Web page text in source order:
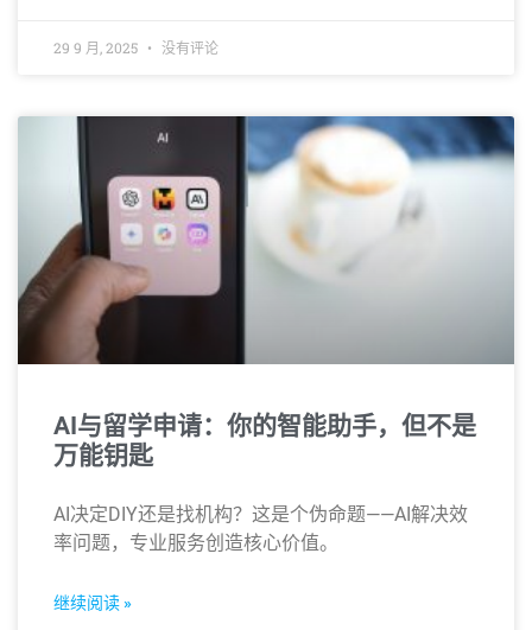
29 9 月, 2025 没有评论
AI与留学申请：你的智能助手，但不是
万能钥匙
AI决定DIY还是找机构？这是个伪命题——AI解决效
率问题，专业服务创造核心价值。
继续阅读 »